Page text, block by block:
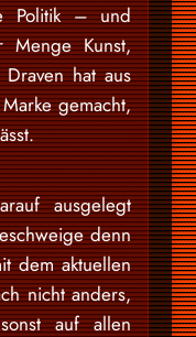
Politik – und
Menge Kunst,
Draven hat aus
gemacht,
ausgelegt
denn
dem aktuellen
nicht anders,
auf allen